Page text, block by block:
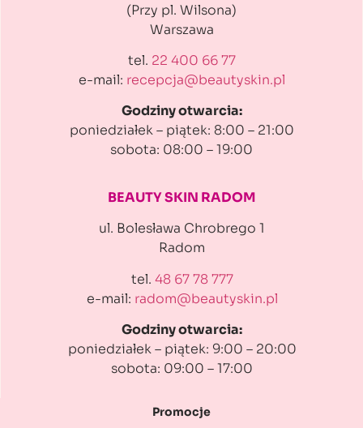
(Przy pl. Wilsona)
Warszawa
tel. 22 400 66 77
e-mail: recepcja@beautyskin.pl
Godziny otwarcia:
poniedziałek – piątek: 8:00 – 21:00
sobota: 08:00 – 19:00
BEAUTY SKIN RADOM
ul. Bolesława Chrobrego 1
Radom
tel. 48 67 78 777
e-mail: radom@beautyskin.pl
Godziny otwarcia:
poniedziałek – piątek: 9:00 – 20:00
sobota: 09:00 – 17:00
Promocje